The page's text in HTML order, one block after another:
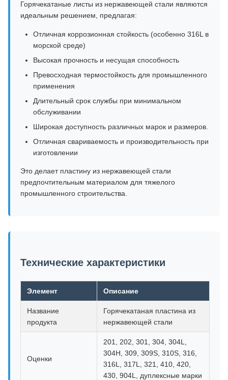
Горячекатаные листы из нержавеющей стали являются
идеальным решением, предлагая:
Отличная коррозионная стойкость (особенно 316L в
морской среде)
Высокая прочность и несущая способность
Превосходная термостойкость для промышленного
применения
Длительный срок службы при минимальном
обслуживании
Широкая доступность различных марок и размеров.
Отличная свариваемость и производительность при
изготовлении
Это делает пластину из нержавеющей стали
предпочтительным материалом для тяжелого
промышленного строительства.
Технические характеристики
Элемент Описание
Название
продукта
Горячекатаная пластина из
нержавеющей стали
Оценки
201, 202, 301, 304, 304L,
304H, 309, 309S, 310S, 316,
316L, 317L, 321, 410, 420,
430, 904L, дуплексные марки